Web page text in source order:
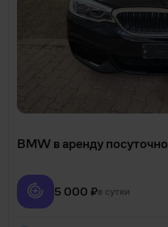
BMW в аренду посуточно
5 000 ₽в сутки